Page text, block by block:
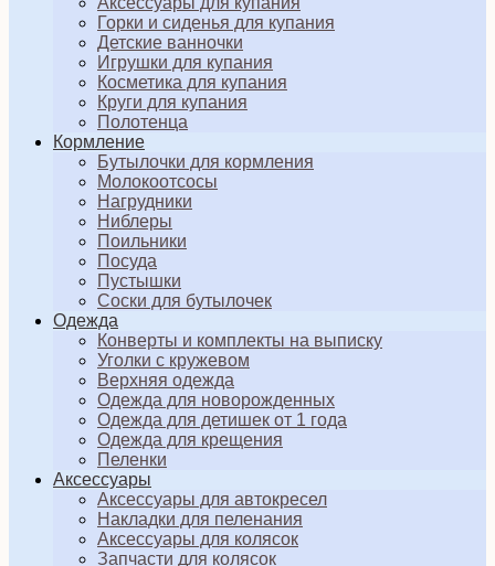
Горки и сиденья для купания
Детские ванночки
Игрушки для купания
Косметика для купания
Круги для купания
Полотенца
Кормление
Бутылочки для кормления
Молокоотсосы
Нагрудники
Ниблеры
Поильники
Посуда
Пустышки
Соски для бутылочек
Одежда
Конверты и комплекты на выписку
Уголки с кружевом
Верхняя одежда
Одежда для новорожденных
Одежда для детишек от 1 года
Одежда для крещения
Пеленки
Аксессуары
Аксессуары для автокресел
Накладки для пеленания
Аксессуары для колясок
Запчасти для колясок